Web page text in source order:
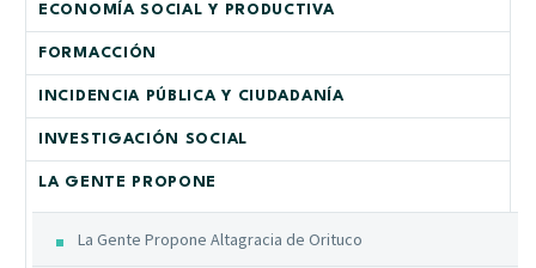
ECONOMÍA SOCIAL Y PRODUCTIVA
FORMACCIÓN
INCIDENCIA PÚBLICA Y CIUDADANÍA
INVESTIGACIÓN SOCIAL
LA GENTE PROPONE
La Gente Propone Altagracia de Orituco